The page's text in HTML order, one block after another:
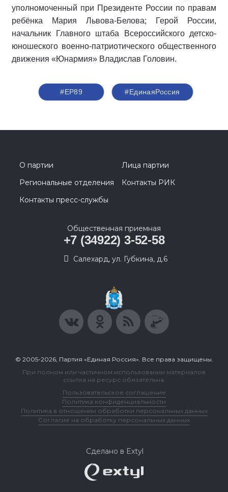
уполномоченный при Президенте России по правам
ребёнка Мария Львова-Белова; Герой России,
начальник Главного штаба Всероссийского детско-
юношеского военно-патриотического общественного
движения «Юнармия» Владислав Головин.
#ЕР89 #‎ЕдинаяРоссия
О партии
Лица партии
Региональные отделения
Контакты РИК
Контакты пресс-службы
Общественная приемная
+7 (34922) 3-52-58
Салехард, ул. Губкина, д.6
© 2005-2026, Партия «Единая Россия». Все права защищены.
При полном или частичном использовании материалов
ссылка на ресурс обязательна.
Пользовательское соглашение
Политика конфиденциальности
Политика в отношении обработки персональных данных
Согласие на обработку персональных данных
Сделано в Extyl